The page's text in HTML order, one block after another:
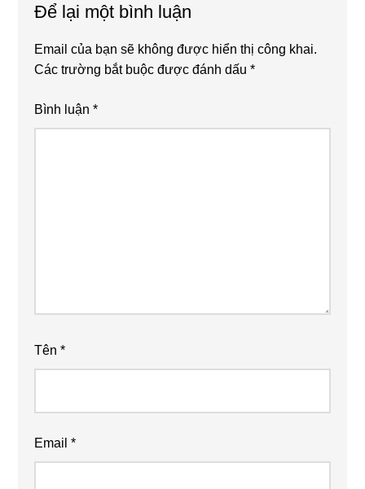
Interactions
Để lại một bình luận
Email của bạn sẽ không được hiển thị công khai.
Các trường bắt buộc được đánh dấu*
Bình luận*
Tên*
Email*